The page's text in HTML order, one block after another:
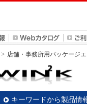
店舗・事務所用パッケージ
キーワードから製品情